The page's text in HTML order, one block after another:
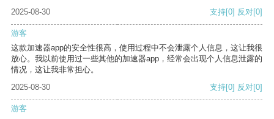
2025-08-30 支持[0] 反对[0]
游客
这款加速器app的安全性很高，使用过程中不会泄露个人信息，这让我很
放心。我以前使用过一些其他的加速器app，经常会出现个人信息泄露的
情况，这让我非常担心。
2025-08-30
支持[0] 反对[0]
游客